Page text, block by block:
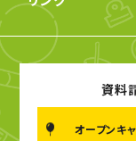
資料
オープンキ